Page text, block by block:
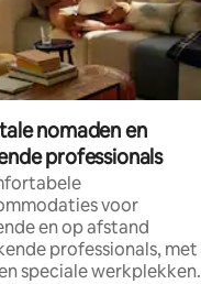
nomaden en
professionals
voor
en op afstand
professionals, met
speciale werkplekken.